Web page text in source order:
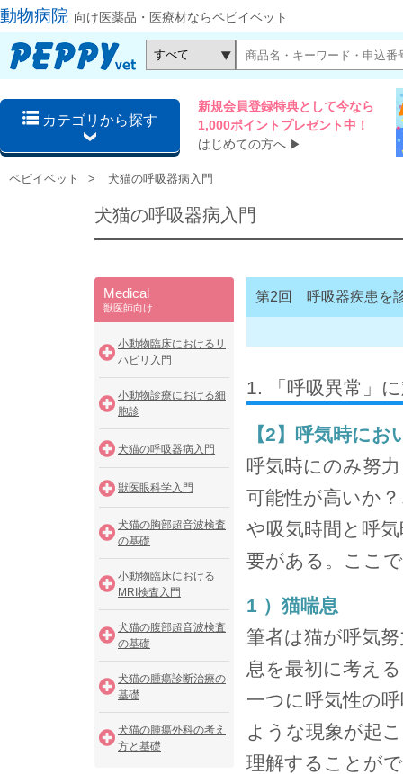
動物病院 向け医薬品・医療材ならペピイベット
カテゴリから探す
新規会員登録特典として今なら
1,000ポイントプレゼント中！
はじめての方へ ▶
ペピイベット 犬猫の呼吸器病入門
犬猫の呼吸器病入門
Medical
獣医師向け
小動物臨床におけるリ
ハビリ入門
小動物診療における細
胞診
犬猫の呼吸器病入門
獣医眼科学入門
犬猫の胸部超音波検査
の基礎
小動物臨床における
MRI検査入門
犬猫の腹部超音波検査
の基礎
犬猫の腫瘍診断治療の
基礎
犬猫の腫瘍外科の考え
方と基礎
第2回 呼吸器疾患を
1. 「呼吸異常」
【2】呼気時に
呼気時にのみ努
可能性が高いか
や吸気時間と呼
要がある。ここ
1 ）猫喘息
筆者は猫が呼気
息を最初に考え
一つに呼気性の
ような現象が起
理解することが